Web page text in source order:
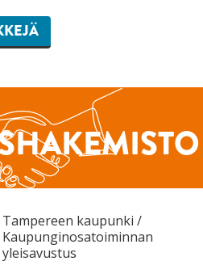
Tampereen kaupunki /
Kaupunginosatoiminnan
yleisavustus